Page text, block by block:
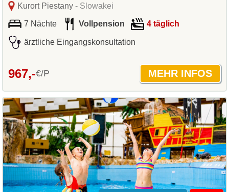
Kurort Piestany- Slowakei
7 Nächte Vollpension 4 täglich
ärztliche Eingangskonsultation
967,-€/P